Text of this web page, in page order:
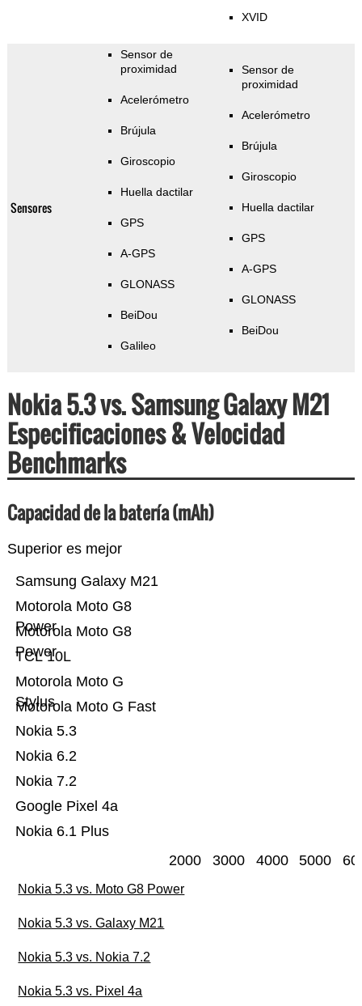
XVID
Sensores
Sensor de
proximidad
Acelerómetro
Brújula
Giroscopio
Huella dactilar
GPS
A-GPS
GLONASS
BeiDou
Galileo
Sensor de
proximidad
Acelerómetro
Brújula
Giroscopio
Huella dactilar
GPS
A-GPS
GLONASS
BeiDou
Nokia 5.3 vs. Samsung Galaxy M21
Especificaciones & Velocidad
Benchmarks
Capacidad de la batería (mAh)
Superior es mejor
Nokia 6.1 Plus
Google Pixel 4a
Nokia 7.2
Nokia 6.2
Nokia 5.3
Motorola Moto G Fast
Motorola Moto G
Stylus
TCL 10L
Motorola Moto G8
Power
Motorola Moto G8
Power
Samsung Galaxy M21
2000 3000 4000 5000
Nokia 5.3 vs. Moto G8 Power
Nokia 5.3 vs. Galaxy M21
Nokia 5.3 vs. Nokia 7.2
Nokia 5.3 vs. Pixel 4a